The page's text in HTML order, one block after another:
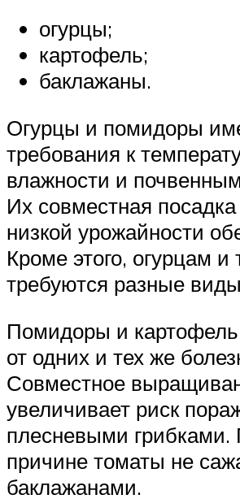
огурцы;
картофель;
баклажаны.
Огурцы и помидоры
требования к
влажности и
Их совместная
низкой урожайности
Кроме этого, огурцам и
требуются разные
Помидоры и
от одних и тех же
Совместное
увеличивает риск
плесневыми грибками.
причине томаты не
баклажанами.